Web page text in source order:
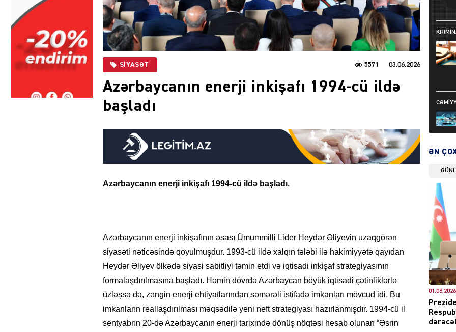
SIYASƏT 03.06.2026
5571
Azərbaycanın enerji inkişafı 1994-cü ildə
başladı
Azərbaycanın enerji inkişafı 1994-cü ildə başladı.
Azərbaycanın enerji inkişafının əsası Ümummilli Lider Heydər Əliyevin uzaqgörən
siyasəti nəticəsində qoyulmuşdur. 1993-cü ildə xalqın tələbi ilə hakimiyyətə qayıdan
Heydər Əliyev ölkədə siyasi sabitliyi təmin etdi və iqtisadi inkişaf strategiyasının
formalaşdırılmasına başladı. Həmin dövrdə Azərbaycan böyük iqtisadi çətinliklərlə
üzləşsə də, zəngin enerji ehtiyatlarından səmərəli istifadə imkanları mövcud idi. Bu
imkanların reallaşdırılması məqsədilə yeni neft strategiyası hazırlanmışdır. 1994-cü il
sentyabrın 20-də Azərbaycanın enerji tarixində dönüş nöqtəsi hesab olunan “Əsrin
DÜNYA
ŞOU-
ƏN
01.08.2026